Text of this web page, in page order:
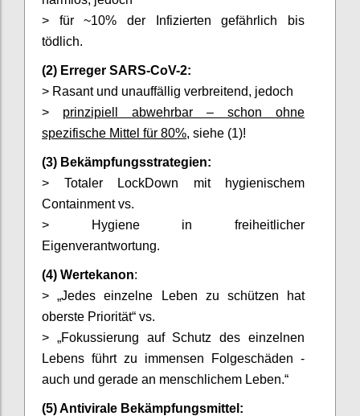
> für ~10% der Infizierten gefährlich bis
tödlich.
(2) Erreger SARS-CoV-2:
> Rasant und unauffällig verbreitend, jedoch
> prinzipiell abwehrbar – schon ohne
spezifische Mittel für 80%, siehe (1)!
(3) Bekämpfungsstrategien:
> Totaler LockDown mit hygienischem
Containment vs.
> Hygiene in freiheitlicher
Eigenverantwortung.
(4) Wertekanon:
> „Jedes einzelne Leben zu schützen hat
oberste Priorität“ vs.
> „Fokussierung auf Schutz des einzelnen
Lebens führt zu immensen Folgeschäden -
auch und gerade an menschlichem Leben.“
(5) Antivirale Bekämpfungsmittel: